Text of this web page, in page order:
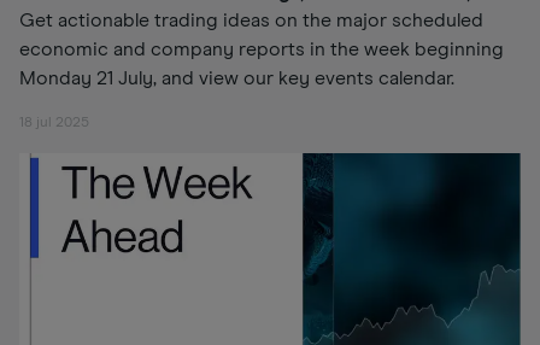
Get actionable trading ideas on the major scheduled
economic and company reports in the week beginning
Monday 21 July, and view our key events calendar.
18 jul 2025